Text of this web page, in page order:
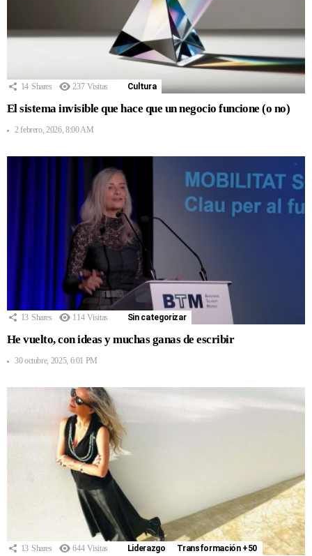
14 Shares 237 Visitas Cultura
El sistema invisible que hace que un negocio funcione (o no)
2 febrero, 2026, 8:00 AM
13 Shares 114 Visitas Sin categorizar
He vuelto, con ideas y muchas ganas de escribir
30 octubre, 2025, 6:01 PM
13 Shares 644 Visitas Liderazgo Transformación +50